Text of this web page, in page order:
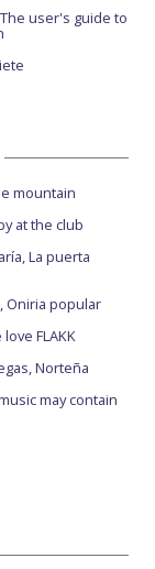
user's guide to
mountain
at the club
La puerta
Oniria popular
FLAKK
Norteña
may contain